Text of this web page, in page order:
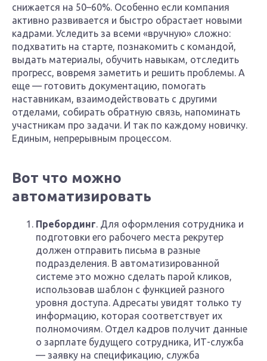
снижается на 50–60%. Особенно если компания
активно развивается и быстро обрастает новыми
кадрами. Уследить за всеми «вручную» сложно:
подхватить на старте, познакомить с командой,
выдать материалы, обучить навыкам, отследить
прогресс, вовремя заметить и решить проблемы. А
еще — готовить документацию, помогать
наставникам, взаимодействовать с другими
отделами, собирать обратную связь, напоминать
участникам про задачи. И так по каждому новичку.
Единым, непрерывным процессом.
Вот что можно
автоматизировать
Пребординг. Для оформления сотрудника и
подготовки его рабочего места рекрутер
должен отправить письма в разные
подразделения. В автоматизированной
системе это можно сделать парой кликов,
использовав шаблон с функцией разного
уровня доступа. Адресаты увидят только ту
информацию, которая соответствует их
полномочиям. Отдел кадров получит данные
о зарплате будущего сотрудника, ИТ-служба
— заявку на спецификацию, служба